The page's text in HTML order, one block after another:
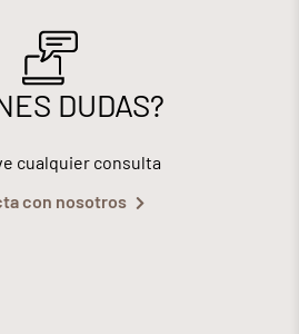
DUDAS?
cualquier consulta
con nosotros